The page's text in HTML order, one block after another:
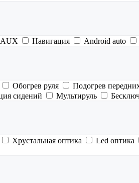
AUX Навигация Android auto
Обогрев руля Подогрев
сидений Мультируль
Хрустальная оптика Led оптика